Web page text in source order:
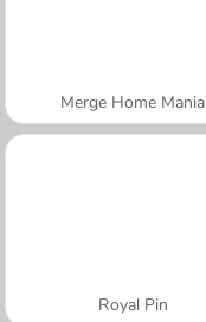
Merge Home Mania
Royal Pin